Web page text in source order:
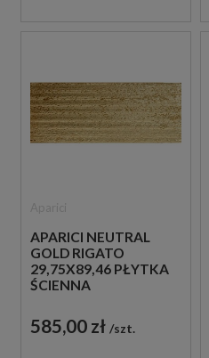
APARICI NEUTRAL
GOLD RIGATO
29,75X89,46 PŁYTKA
ŚCIENNA
585,00 zł szt.